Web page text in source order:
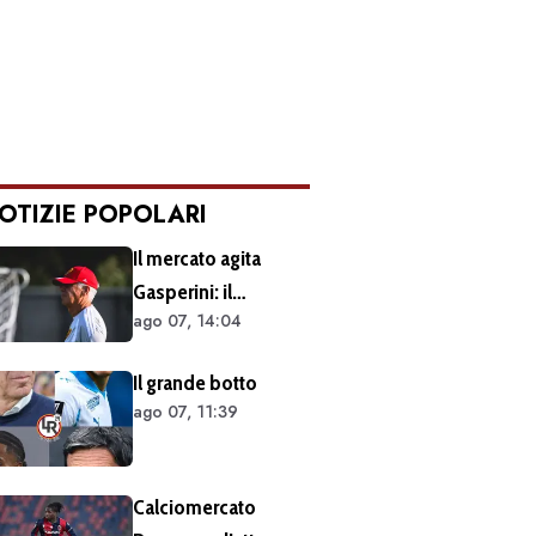
POPOLARI
Il mercato agita
Gasperini: il
retroscena dietro al
Ecco cosa è emerso
dal meeting con la
ago 07, 14:04
Il grande botto
ago 07, 11:39
Calciomercato